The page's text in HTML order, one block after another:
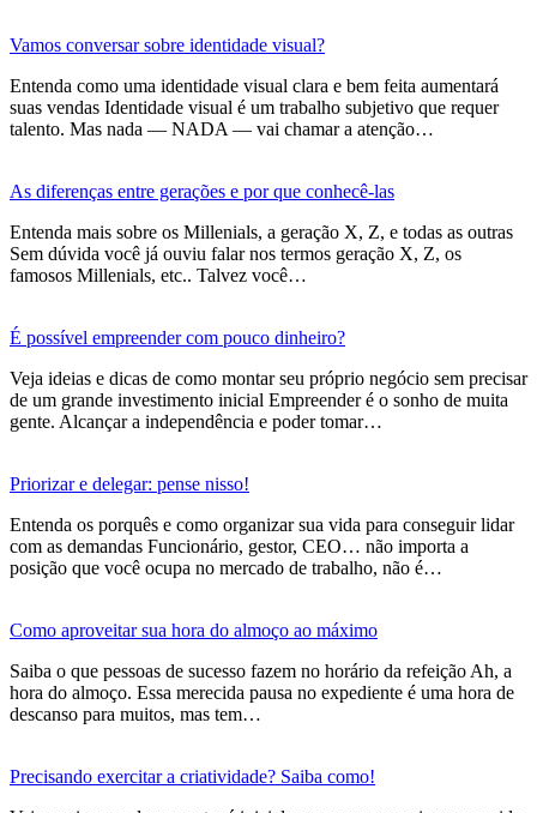
Vamos conversar sobre identidade visual?
Entenda como uma identidade visual clara e bem feita aumentará
suas vendas Identidade visual é um trabalho subjetivo que requer
talento. Mas nada — NADA — vai chamar a atenção…
As diferenças entre gerações e por que conhecê-las
Entenda mais sobre os Millenials, a geração X, Z, e todas as outras
Sem dúvida você já ouviu falar nos termos geração X, Z, os
famosos Millenials, etc.. Talvez você…
É possível empreender com pouco dinheiro?
Veja ideias e dicas de como montar seu próprio negócio sem precisar
de um grande investimento inicial Empreender é o sonho de muita
gente. Alcançar a independência e poder tomar…
Priorizar e delegar: pense nisso!
Entenda os porquês e como organizar sua vida para conseguir lidar
com as demandas Funcionário, gestor, CEO… não importa a
posição que você ocupa no mercado de trabalho, não é…
Como aproveitar sua hora do almoço ao máximo
Saiba o que pessoas de sucesso fazem no horário da refeição Ah, a
hora do almoço. Essa merecida pausa no expediente é uma hora de
descanso para muitos, mas tem…
Precisando exercitar a criatividade? Saiba como!